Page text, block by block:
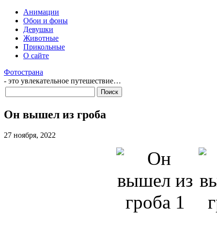
Анимации
Обои и фоны
Девушки
Животные
Прикольные
О сайте
Фотострана
- это увлекательное путешествие…
Он вышел из гроба
27 ноября, 2022